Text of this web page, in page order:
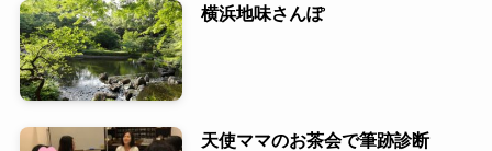
横浜地味さんぽ
天使ママのお茶会で筆跡診断